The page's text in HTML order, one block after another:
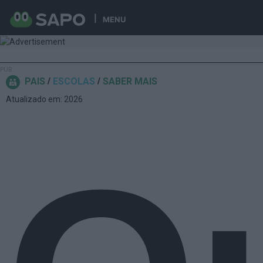
MENU
PAIS ESCOLAS SABER MAIS
Atualizado em: 2026